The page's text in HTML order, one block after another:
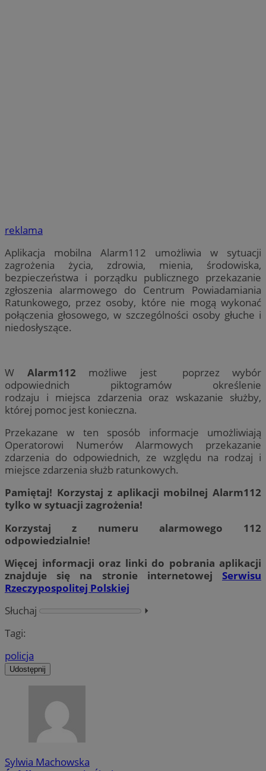
reklama
Aplikacja mobilna Alarm112 umożliwia w sytuacji
zagrożenia życia, zdrowia, mienia, środowiska,
bezpieczeństwa i porządku publicznego przekazanie
zgłoszenia alarmowego do Centrum Powiadamiania
Ratunkowego, przez osoby, które nie mogą wykonać
połączenia głosowego, w szczególności osoby głuche i
niedosłyszące.
W Alarm112 możliwe jest poprzez wybór
odpowiednich piktogramów określenie
rodzaju i miejsca zdarzenia oraz wskazanie służby,
której pomoc jest konieczna.
Przekazane w ten sposób informacje umożliwiają
Operatorowi Numerów Alarmowych przekazanie
zdarzenia do odpowiednich, ze względu na rodzaj i
miejsce zdarzenia służb ratunkowych.
Pamiętaj! Korzystaj z aplikacji mobilnej Alarm112
tylko w sytuacji zagrożenia!
Korzystaj z numeru alarmowego 112
odpowiedzialnie!
Więcej informacji oraz linki do pobrania aplikacji
znajduje się na stronie internetowej Serwisu
Rzeczypospolitej Polskiej
Słuchaj
⏵︎
Tagi:
policja
Udostępnij
Sylwia Machowska